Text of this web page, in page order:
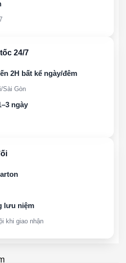
24/7
2H bất kể ngày/đêm
Sài Gòn
ngày
lưu niệm
khi giao nhận